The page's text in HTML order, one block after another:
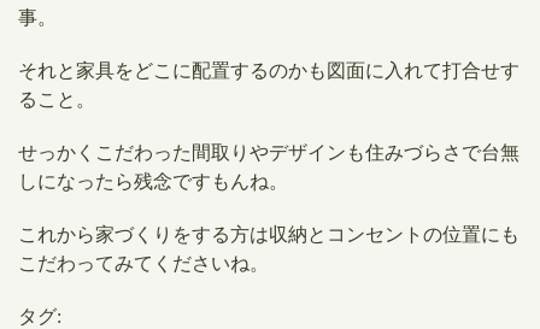
事。
それと家具をどこに配置するのかも図面に入れて打合せす
ること。
​せっかくこだわった間取りやデザインも住みづらさで台無
しになったら残念ですもんね。
これから家づくりをする方は収納とコンセントの位置にも
こだわってみてくださいね。
タグ: